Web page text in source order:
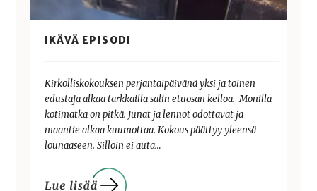
IKÄVÄ EPISODI
Kirkolliskokouksen perjantaipäivänä yksi ja toinen
edustaja alkaa tarkkailla salin etuosan kelloa. Monilla
kotimatka on pitkä. Junat ja lennot odottavat ja
maantie alkaa kuumottaa. Kokous päättyy yleensä
lounaaseen. Silloin ei auta…